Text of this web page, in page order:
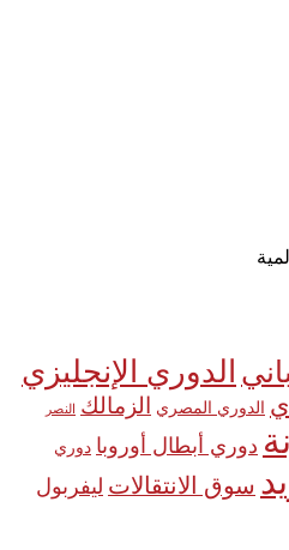
الدوري الإنجليزي
الدوري المصري الزمالك النصر
دوري أبطال أوروبا دوري
سوق الانتقالات ليفربول